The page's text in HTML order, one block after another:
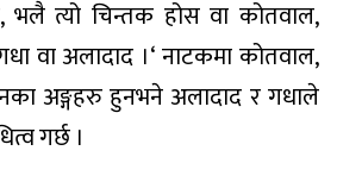
भलै त्यो चिन्तक होस वा कोतवाल,
वा अलादाद ।‘ नाटकमा कोतवाल,
अङ्गहरु हुनभने अलादाद र गधाले
गर्छ ।